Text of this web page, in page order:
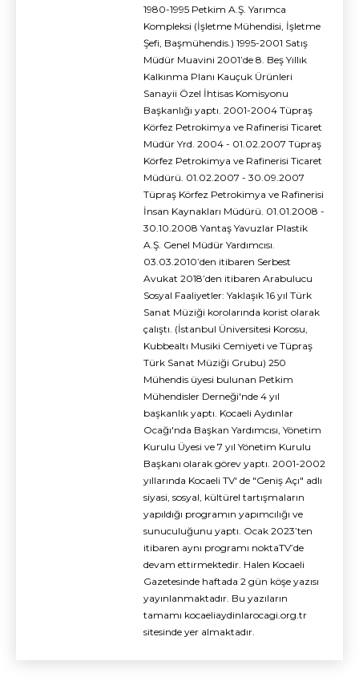
1980-1995 Petkim A.Ş. Yarımca
Kompleksi (İşletme Mühendisi, İşletme
Şefi, Başmühendis.) 1995-2001 Satış
Müdür Muavini 2001’de 8. Beş Yıllık
Kalkınma Planı Kauçuk Ürünleri
Sanayii Özel İhtisas Komisyonu
Başkanlığı yaptı. 2001-2004 Tüpraş
Körfez Petrokimya ve Rafinerisi Ticaret
Müdür Yrd. 2004 - 01.02.2007 Tüpraş
Körfez Petrokimya ve Rafinerisi Ticaret
Müdürü. 01.02.2007 - 30.09.2007
Tüpraş Körfez Petrokimya ve Rafinerisi
İnsan Kaynakları Müdürü. 01.01.2008 -
30.10.2008 Yantaş Yavuzlar Plastik
A.Ş. Genel Müdür Yardımcısı.
03.03.2010’den itibaren Serbest
Avukat 2018’den itibaren Arabulucu
Sosyal Faaliyetler: Yaklaşık 16 yıl Türk
Sanat Müziği korolarında korist olarak
çalıştı. (İstanbul Üniversitesi Korosu,
Kubbealtı Musiki Cemiyeti ve Tüpraş
Türk Sanat Müziği Grubu) 250
Mühendis üyesi bulunan Petkim
Mühendisler Derneği'nde 4 yıl
başkanlık yaptı. Kocaeli Aydınlar
Ocağı'nda Başkan Yardımcısı, Yönetim
Kurulu Üyesi ve 7 yıl Yönetim Kurulu
Başkanı olarak görev yaptı. 2001-2002
yıllarında Kocaeli TV' de "Geniş Açı" adlı
siyasi, sosyal, kültürel tartışmaların
yapıldığı programın yapımcılığı ve
sunuculuğunu yaptı. Ocak 2023’ten
itibaren aynı programı noktaTV’de
devam ettirmektedir. Halen Kocaeli
Gazetesinde haftada 2 gün köşe yazısı
yayınlanmaktadır. Bu yazıların
tamamı kocaeliaydinlarocagi.org.tr
sitesinde yer almaktadır.